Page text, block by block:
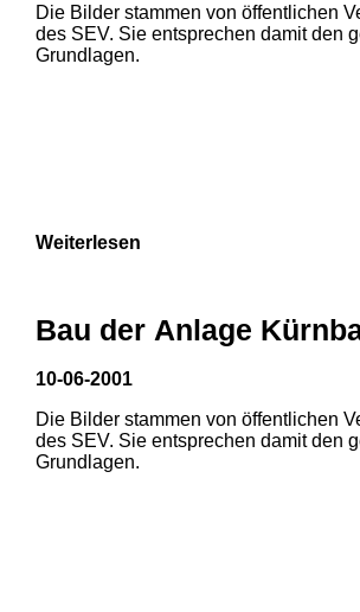
Die Bilder stammen von öffentlichen
des SEV. Sie entsprechen damit den
Grundlagen.
Weiterlesen
Bau der Anlage
10-06-2001
Die Bilder stammen von öffentlichen
des SEV. Sie entsprechen damit den
Grundlagen.